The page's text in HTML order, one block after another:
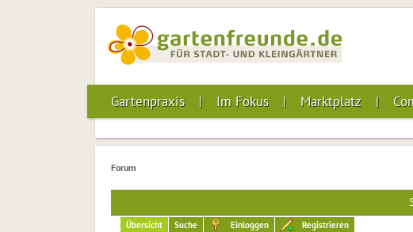
Gartenpraxis Im Fokus Marktplatz
Forum
Übersicht Suche Einloggen Registrieren